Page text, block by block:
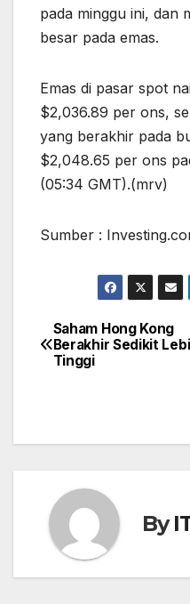
pada minggu ini, dan
besar pada emas.
Emas di pasar spot
$2,036.89 per ons,
yang berakhir pada
$2,048.65 per ons
(05:34 GMT).(mrv)
Sumber :
Post
navigation
Saham Hong Kong
Berakhir Sedikit
Tinggi
By